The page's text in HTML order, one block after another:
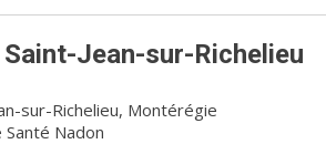
Saint-Jean-sur-Richelieu
sur-Richelieu, Montérégie
Santé Nadon